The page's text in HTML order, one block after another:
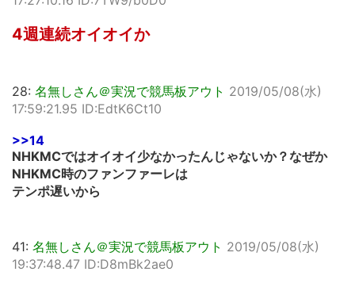
4週連続オイオイか
28: 名無しさん＠実況で競馬板アウト 2019/05/08(水)
17:59:21.95 ID:EdtK6Ct10
>>14
NHKMCではオイオイ少なかったんじゃないか？なぜか
NHKMC時のファンファーレは
テンポ遅いから
41: 名無しさん＠実況で競馬板アウト 2019/05/08(水)
19:37:48.47 ID:D8mBk2ae0